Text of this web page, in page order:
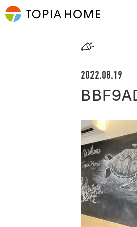
2022.08.19